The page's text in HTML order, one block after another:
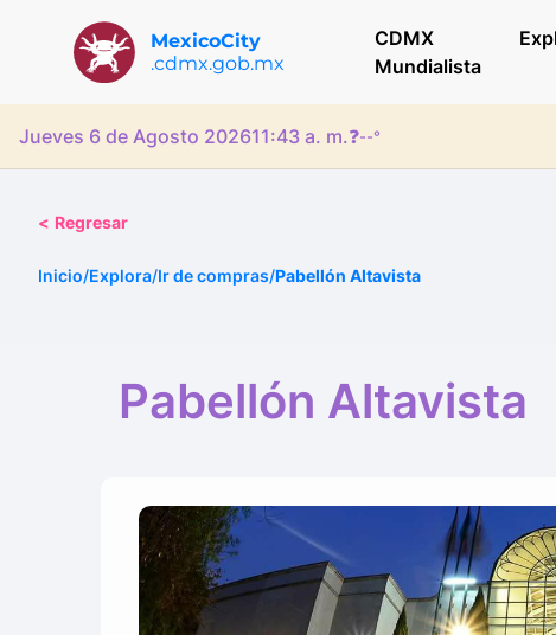
MexicoCity
.cdmx.gob.mx
CDMX
Mundialista
Jueves 6 de Agosto 202611:43 a. m.❓--°
< Regresar
Inicio/Explora/Ir de compras/Pabellón Altavista
Pabellón Altavista